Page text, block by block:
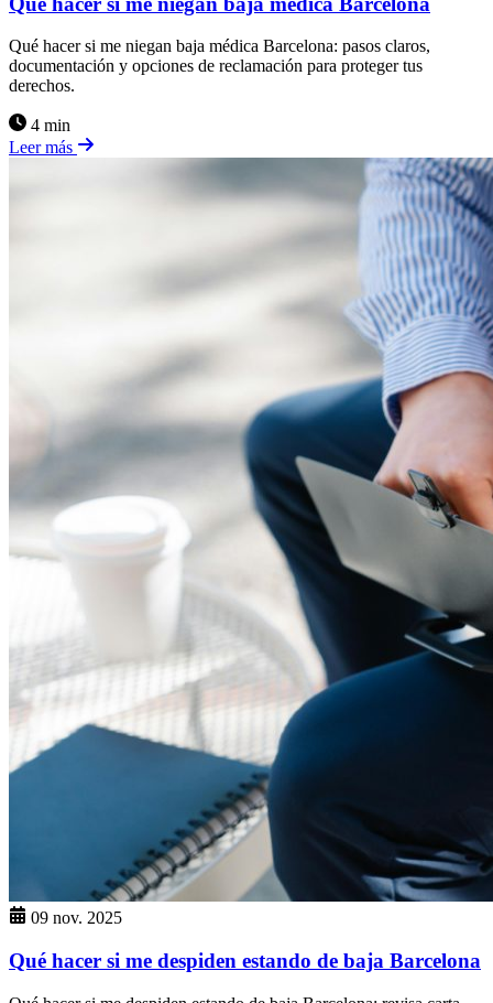
Qué hacer si me niegan baja médica Barcelona: pasos claros,
documentación y opciones de reclamación para proteger tus
derechos.
4 min
Leer más
09 nov. 2025
Qué hacer si me despiden estando de baja Barcelona